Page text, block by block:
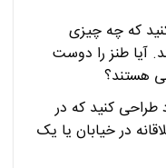
که چه چیزی
آیا طنز را دوست
هستند؟
طراحی کنید که در
در خیابان یا یک